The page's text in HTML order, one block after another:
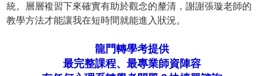
統。層層複習下來確實有助於觀念的釐清，謝謝張璇老師的
教學方法才能讓我在短時間就能進入狀況。
龍門轉學考提供
最完整課程、最專業師資陣容